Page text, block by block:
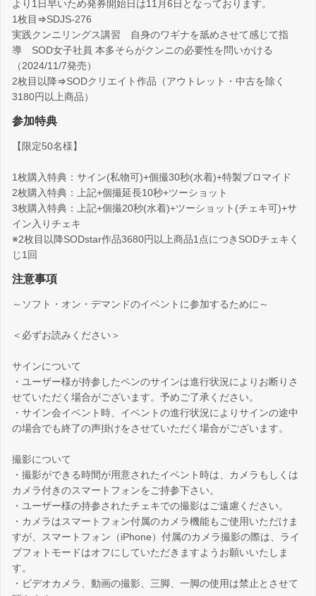
より1日早いため発券開始日は11月6日となっております。
1枚目⇒SDJS-276
実践クンニリングス講習 自身のワギナを舐めさせて感じて指
導 SOD女子社員 本多そらがクンニの必要性を問いかける
（2024/11/7発売）
2枚目以降⇒SODクリエイト作品（アウトレット・中古を除く
3180円以上商品）
参加特典
【限定50名様】
1枚購入特典：サイン(私物可)+個撮30秒(水着)+特製ブロマイド
2枚購入特典：上記+個撮延長10秒+ツーショット
3枚購入特典：上記+個撮20秒(水着)+ツーショット(チェキ可)+サ
イン入りチェキ
※2枚目以降SODstar作品3680円以上商品1点につきSODチェキく
じ1回
注意事項
～ソフト・オン・デマンドのイベントに参加するために～
＜必ずお読みください＞
サインについて
・ユーザー様が持参したペンのサインは進行状況によりお断りさ
せていただく場合がございます。予めご了承ください。
・サイン会イベント時、イベントの進行状況によりサインの途中
の場合でも終了の声掛けをさせていただく場合がございます。
撮影について
・撮影ができる時間が用意されたイベント時は、カメラもしくは
カメラ付きのスマートフォンをご持参下さい。
・ユーザー様の持参されたチェキでの撮影はご遠慮ください。
・カメラはスマートフォン付属のカメラ機能もご使用いただけま
すが、スマートフォン（iPhone）付属のカメラ撮影の際は、ライ
ブフォトモードはオフにしていただきますようお願いいたしま
す。
・ビデオカメラ、動画の撮影、三脚、一脚の使用は禁止とさせて